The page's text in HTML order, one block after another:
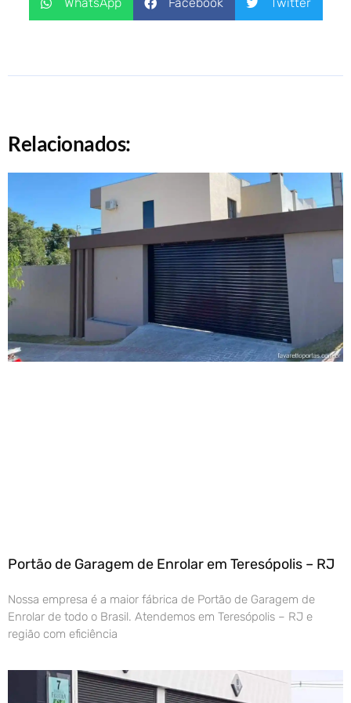
Relacionados:
Portão de Garagem de Enrolar em Teresópolis – RJ
Nossa empresa é a maior fábrica de Portão de Garagem de
Enrolar de todo o Brasil. Atendemos em Teresópolis – RJ e
região com eficiência